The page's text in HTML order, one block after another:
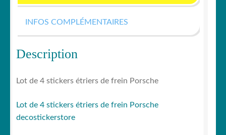
INFOS COMPLÉMENTAIRES
Description
Lot de 4 stickers étriers de frein Porsche
Lot de 4 stickers étriers de frein Porsche
decostickerstore